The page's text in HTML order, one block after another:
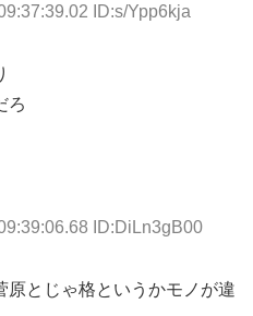
ID:s/Ypp6kja
ろ
ID:DiLn3gB00
とじゃ格というかモノが違